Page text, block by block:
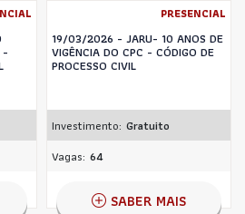
-
PRESENCIAL
19/03/2026 - JARU- 10 ANOS DE
VIGÊNCIA DO CPC - CÓDIGO DE
PROCESSO CIVIL
Investimento: Gratuito
Vagas: 64
SABER MAIS